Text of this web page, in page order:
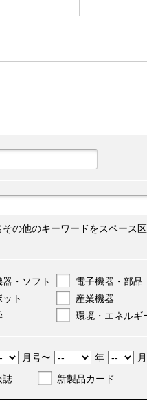
の他のキーワードをスペース
・ソフト
電子機器・部品
ト
産業機器
環境・エネルギ
月号〜 年
誌
新製品カード